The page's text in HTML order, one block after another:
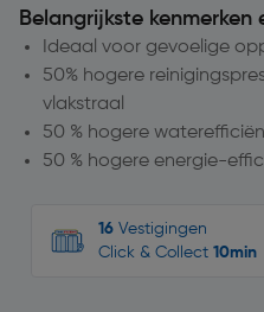
Belangrijkste kenmerken
Ideaal voor gevoelige
50% hogere
vlakstraal
50 % hogere
50 % hogere energie-
16 Vestigingen
Click & Collect 10min